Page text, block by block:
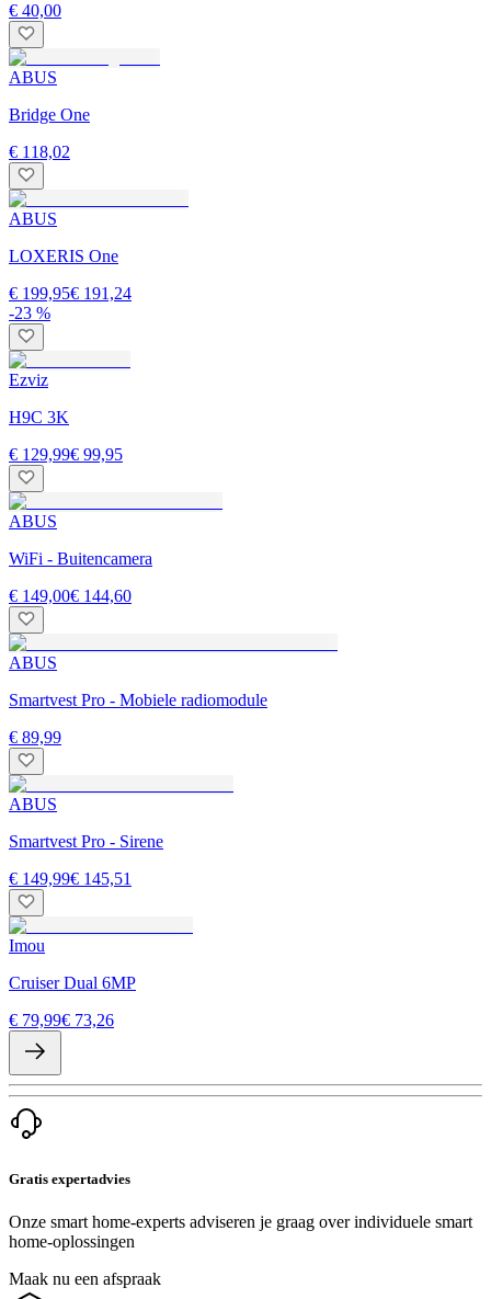
€ 40,00
ABUS
Bridge One
€ 118,02
ABUS
LOXERIS One
€ 199,95€ 191,24
-23 %
Ezviz
H9C 3K
€ 129,99€ 99,95
ABUS
WiFi - Buitencamera
€ 149,00€ 144,60
ABUS
Smartvest Pro - Mobiele radiomodule
€ 89,99
ABUS
Smartvest Pro - Sirene
€ 149,99€ 145,51
Imou
Cruiser Dual 6MP
€ 79,99€ 73,26
Gratis expertadvies
Onze smart home-experts adviseren je graag over individuele smart
home-oplossingen
Maak nu een afspraak